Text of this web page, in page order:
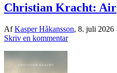
Christian Kracht: Air
AfKasper Håkansson, 8. juli 2026
Skriv en kommentar